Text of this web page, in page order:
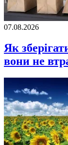
07.08.2026
Як
вони не